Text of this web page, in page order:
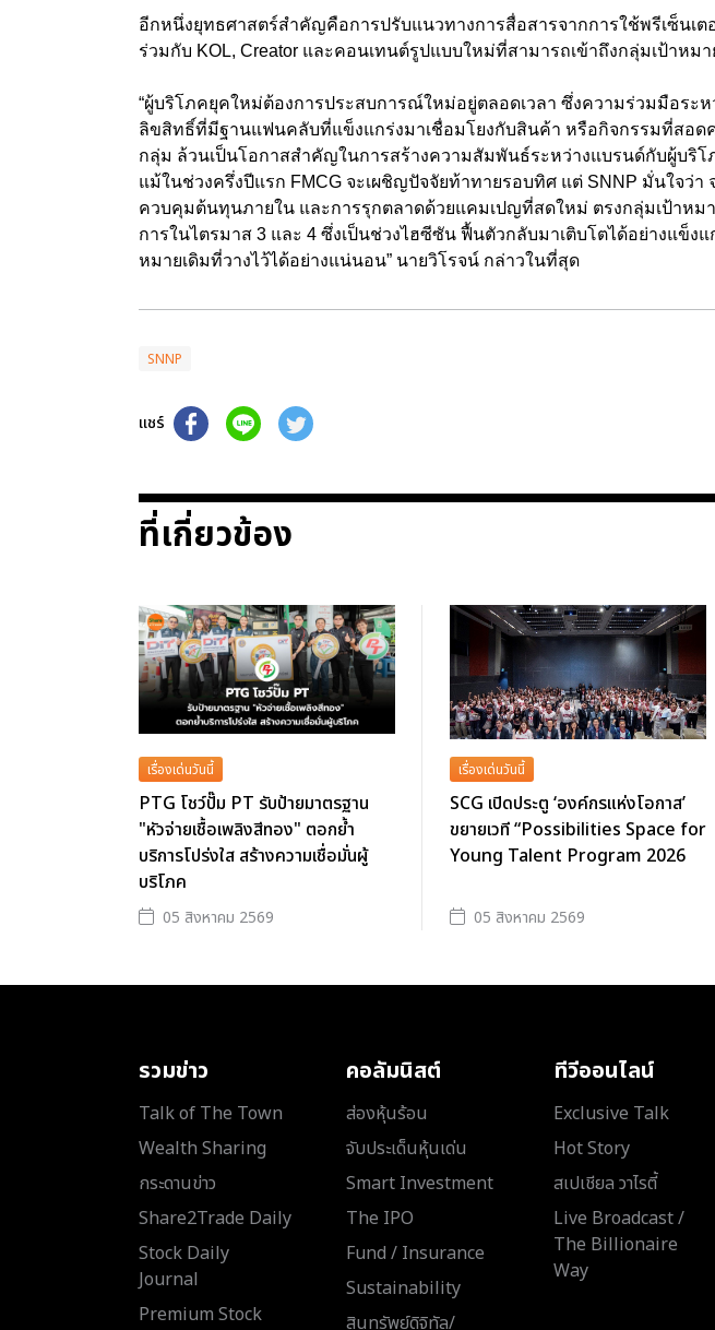
อีกหนึ่งยุทธศาสตร์สำคัญคือการปรับแนวทางการสื่อสารจากการใช้พรีเซ็นเต
ร่วมกับ KOL, Creator และคอนเทนต์รูปแบบใหม่ที่สามารถเข้าถึงกลุ่มเป้าหม
“ผู้บริโภคยุคใหม่ต้องการประสบการณ์ใหม่อยู่ตลอดเวลา ซึ่งความร่วมมือระ
ลิขสิทธิ์ที่มีฐานแฟนคลับที่แข็งแกร่งมาเชื่อมโยงกับสินค้า หรือกิจกรรมที่สอด
กลุ่ม ล้วนเป็นโอกาสสำคัญในการสร้างความสัมพันธ์ระหว่างแบรนด์กับผู้บริ
แม้ในช่วงครึ่งปีแรก FMCG จะเผชิญปัจจัยท้าทายรอบทิศ แต่ SNNP มั่นใจว่า
ควบคุมต้นทุนภายใน และการรุกตลาดด้วยแคมเปญที่สดใหม่ ตรงกลุ่มเป้าหม
การในไตรมาส 3 และ 4 ซึ่งเป็นช่วงไฮซีซัน ฟื้นตัวกลับมาเติบโตได้อย่างแข็งแ
หมายเดิมที่วางไว้ได้อย่างแน่นอน” นายวิโรจน์ กล่าวในที่สุด
SNNP
แชร์
ที่เกี่ยวข้อง
เรื่องเด่นวันนี้
PTG โชว์ปั๊ม PT รับป้ายมาตรฐาน
"หัวจ่ายเชื้อเพลิงสีทอง" ตอกย้ำ
บริการโปร่งใส สร้างความเชื่อมั่นผู้
บริโภค
05 สิงหาคม 2569
เรื่องเด่นวันนี้
SCG เปิดประตู ‘องค์กรแห่งโอกาส’
ขยายเวที “Possibilities Space for
Young Talent Program 2026
05 สิงหาคม 2569
รวมข่าว
Talk of The Town
Wealth Sharing
กระดานข่าว
Share2Trade Daily
Stock Daily
Journal
Premium Stock
คอลัมนิสต์
ส่องหุ้นร้อน
จับประเด็นหุ้นเด่น
Smart Investment
The IPO
Fund / Insurance
Sustainability
สินทรัพย์ดิจิทัล/
ทีวีออนไลน์
Exclusive Talk
Hot Story
สเปเชียล วาไรตี้
Live Broadcast /
The Billionaire
Way